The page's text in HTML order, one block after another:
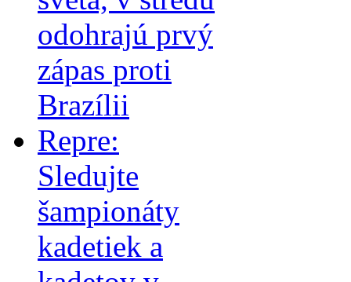
odohrajú prvý
zápas proti
Brazílii
Repre:
Sledujte
šampionáty
kadetiek a